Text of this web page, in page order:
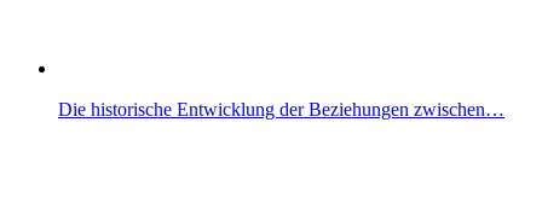
Die historische Entwicklung der Beziehungen zwischen…